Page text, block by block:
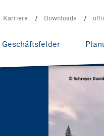
Karriere Downloads
Geschäftsfelder